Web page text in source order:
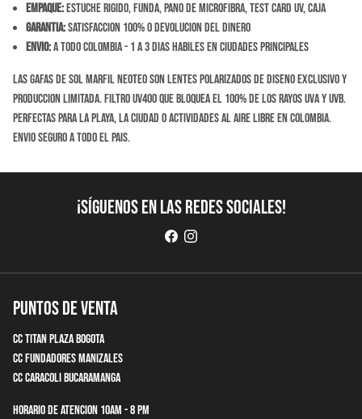
Empaque:Estuche rigido, funda, pano de microfibra, test card UV, caja
Garantia:Satisfaccion 100% o devolucion del dinero
Envio:A todo Colombia - 1 a 3 dias habiles en ciudades principales
Las Gafas de Sol Marfil Neoteo son lentes polarizados de diseno exclusivo y
produccion limitada. Filtro UV400 que bloquea el 100% de los rayos UVA y UVB.
Perfectas para la playa, la ciudad o actividades al aire libre en Colombia.
Envio seguro a todo el pais.
¡Síguenos en las redes sociales!
Puntos de Venta
CC Titan Plaza Bogota
CC Fundadores Manizales
CC Caracoli Bucaramanga
Horario de Atencion 10am - 8 pm